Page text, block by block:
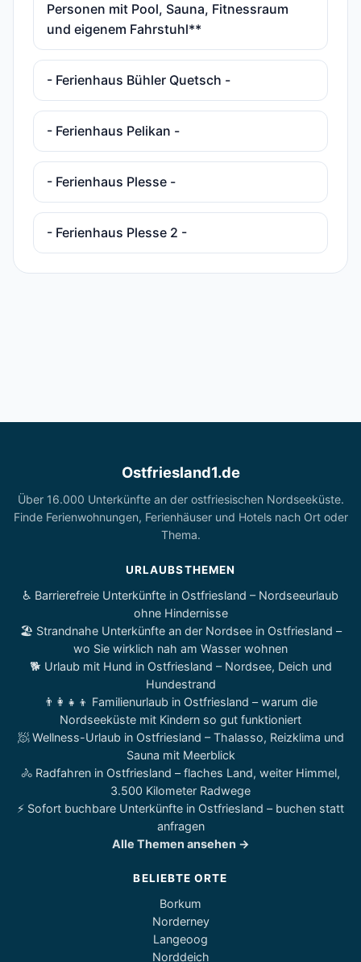
Personen mit Pool, Sauna, Fitnessraum
und eigenem Fahrstuhl**
- Ferienhaus Bühler Quetsch -
- Ferienhaus Pelikan -
- Ferienhaus Plesse -
- Ferienhaus Plesse 2 -
Ostfriesland1.de
Über 16.000 Unterkünfte an der ostfriesischen Nordseeküste.
Finde Ferienwohnungen, Ferienhäuser und Hotels nach Ort oder
Thema.
URLAUBSTHEMEN
♿ Barrierefreie Unterkünfte in Ostfriesland – Nordseeurlaub
ohne Hindernisse
🏖️ Strandnahe Unterkünfte an der Nordsee in Ostfriesland –
wo Sie wirklich nah am Wasser wohnen
🐕 Urlaub mit Hund in Ostfriesland – Nordsee, Deich und
Hundestrand
👨‍👩‍👧‍👦 Familienurlaub in Ostfriesland – warum die
Nordseeküste mit Kindern so gut funktioniert
🧖 Wellness-Urlaub in Ostfriesland – Thalasso, Reizklima und
Sauna mit Meerblick
🚴 Radfahren in Ostfriesland – flaches Land, weiter Himmel,
3.500 Kilometer Radwege
⚡ Sofort buchbare Unterkünfte in Ostfriesland – buchen statt
anfragen
Alle Themen ansehen →
BELIEBTE ORTE
Borkum
Norderney
Langeoog
Norddeich